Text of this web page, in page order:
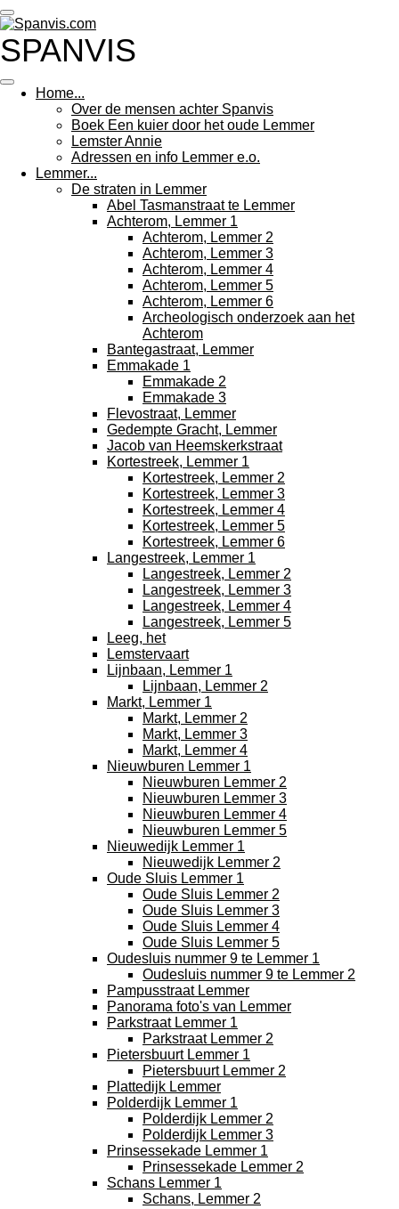
Ga
direct
naar
de
hoofdinhoud
SPANVIS
Home...
Over de mensen achter Spanvis
Boek Een kuier door het oude Lemmer
Lemster Annie
Adressen en info Lemmer e.o.
Lemmer...
De straten in Lemmer
Abel Tasmanstraat te Lemmer
Achterom, Lemmer 1
Achterom, Lemmer 2
Achterom, Lemmer 3
Achterom, Lemmer 4
Achterom, Lemmer 5
Achterom, Lemmer 6
Archeologisch onderzoek aan het
Achterom
Bantegastraat, Lemmer
Emmakade 1
Emmakade 2
Emmakade 3
Flevostraat, Lemmer
Gedempte Gracht, Lemmer
Jacob van Heemskerkstraat
Kortestreek, Lemmer 1
Kortestreek, Lemmer 2
Kortestreek, Lemmer 3
Kortestreek, Lemmer 4
Kortestreek, Lemmer 5
Kortestreek, Lemmer 6
Langestreek, Lemmer 1
Langestreek, Lemmer 2
Langestreek, Lemmer 3
Langestreek, Lemmer 4
Langestreek, Lemmer 5
Leeg, het
Lemstervaart
Lijnbaan, Lemmer 1
Lijnbaan, Lemmer 2
Markt, Lemmer 1
Markt, Lemmer 2
Markt, Lemmer 3
Markt, Lemmer 4
Nieuwburen Lemmer 1
Nieuwburen Lemmer 2
Nieuwburen Lemmer 3
Nieuwburen Lemmer 4
Nieuwburen Lemmer 5
Nieuwedijk Lemmer 1
Nieuwedijk Lemmer 2
Oude Sluis Lemmer 1
Oude Sluis Lemmer 2
Oude Sluis Lemmer 3
Oude Sluis Lemmer 4
Oude Sluis Lemmer 5
Oudesluis nummer 9 te Lemmer 1
Oudesluis nummer 9 te Lemmer 2
Pampusstraat Lemmer
Panorama foto's van Lemmer
Parkstraat Lemmer 1
Parkstraat Lemmer 2
Pietersbuurt Lemmer 1
Pietersbuurt Lemmer 2
Plattedijk Lemmer
Polderdijk Lemmer 1
Polderdijk Lemmer 2
Polderdijk Lemmer 3
Prinsessekade Lemmer 1
Prinsessekade Lemmer 2
Schans Lemmer 1
Schans, Lemmer 2